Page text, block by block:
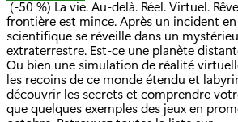
(-50 %) La vie. Au-delà. Réel. Virtuel.
frontière est mince. Après un incident
scientifique se réveille dans un
extraterrestre. Est-ce une planète
Ou bien une simulation de réalité
les recoins de ce monde étendu et
découvrir les secrets et comprendre
que quelques exemples des jeux en